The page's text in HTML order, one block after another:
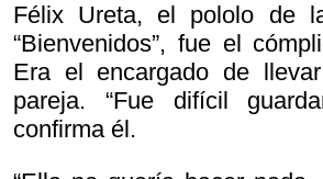
Félix Ureta, el pololo de
“Bienvenidos”, fue el
Era el encargado de
pareja. “Fue difícil
confirma él.